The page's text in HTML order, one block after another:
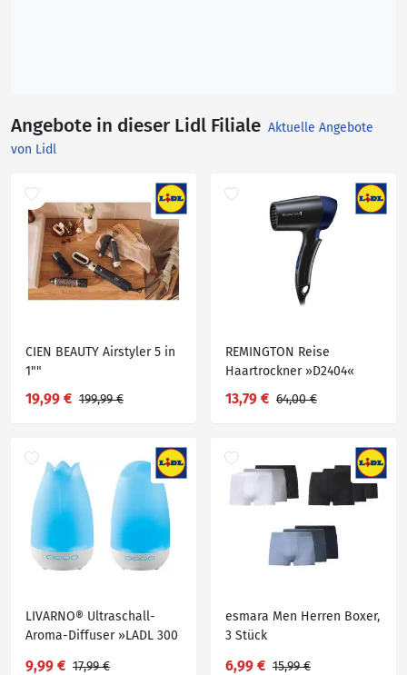
Angebote in dieser Lidl Filiale Aktuelle Angebote
von Lidl
CIEN BEAUTY Airstyler 5 in
1""
19,99 € 199,99 €
REMINGTON Reise
Haartrockner »D2404«
13,79 € 64,00 €
LIVARNO® Ultraschall-
Aroma-Diffuser »LADL 300
9,99 € 17,99 €
esmara Men Herren Boxer,
3 Stück
6,99 € 15,99 €